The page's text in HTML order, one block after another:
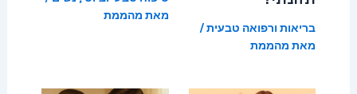
בריאות ורפואה טבעית/
מאת מהממת
מאת מהממת